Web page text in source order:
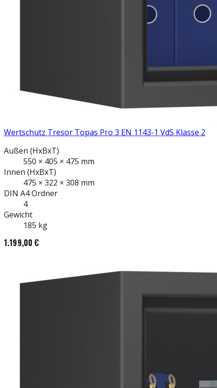
Wertschutz Tresor Topas Pro 3 EN 1143-1 VdS Klasse 2
Außen (HxBxT)
550 × 405 × 475 mm
Innen (HxBxT)
475 × 322 × 308 mm
DIN A4Ordner
4
Gewicht
185 kg
1.199,00 €